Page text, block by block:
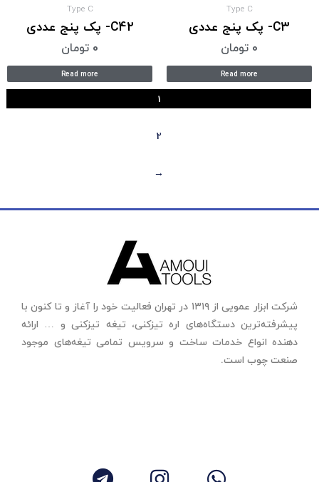
Type C
C3- پک پنج عددی
0 تومان
Read more
Type C
C42- پک پنج عددی
0 تومان
Read more
1
2
←
شرکت ابزار عمویی از ۱۳۱۹ در تهران فعالیت خود را آغاز و تا کنون با
پیشرفته‌ترین دستگاه‌های اره تیزکنی، تیغه تیزکنی و … ارائه
دهنده انواع خدمات ساخت و سرویس تمامی تیغه‌های موجود
صنعت چوب است.